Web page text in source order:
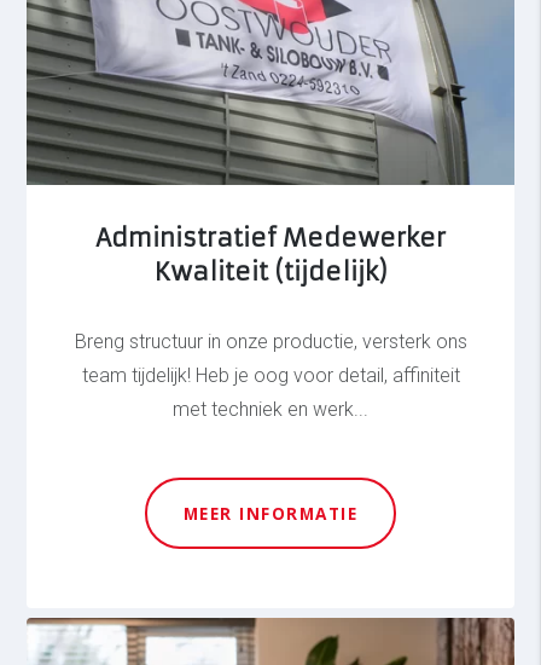
Administratief Medewerker
Kwaliteit (tijdelijk)
Breng structuur in onze productie, versterk ons
team tijdelijk! Heb je oog voor detail, affiniteit
met techniek en werk...
MEER INFORMATIE